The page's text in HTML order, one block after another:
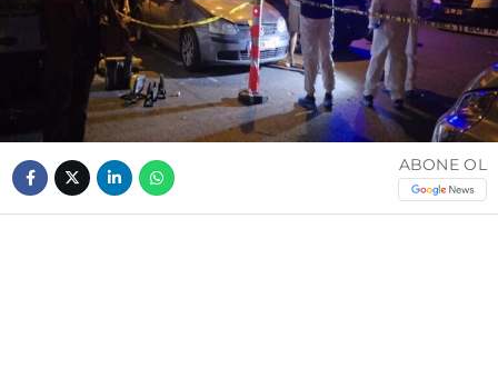
ABONE OL